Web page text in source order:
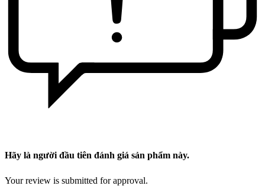
Hãy là người đầu tiên đánh giá sản phẩm này.
Your review is submitted for approval.